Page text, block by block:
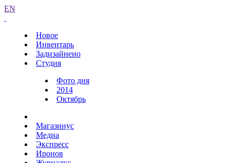
EN
Новое
Инвентарь
Задизайнено
Студия
Фото дня
2014
Октябрь
Магазинус
Медиа
Экспресс
Иронов